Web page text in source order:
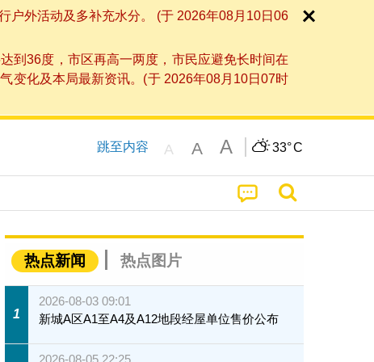
户外活动及多补充水分。 (于 2026年08月10日06
到36度，市区再高一两度，市民应避免长时间在
变化及本局最新资讯。(于 2026年08月10日07时
跳至内容 A A A 33°C
热点新闻 热点图片
1
2026-08-03 09:01
新城A区A1至A4及A12地段经屋单位售价公布
2026-08-05 22:25